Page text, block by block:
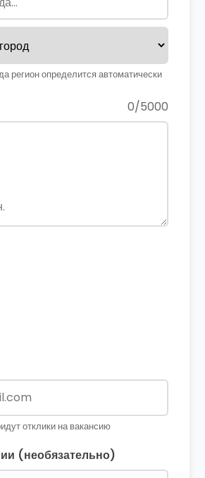
регион определится автоматически
0/5000
отклики на вакансию
(необязательно)